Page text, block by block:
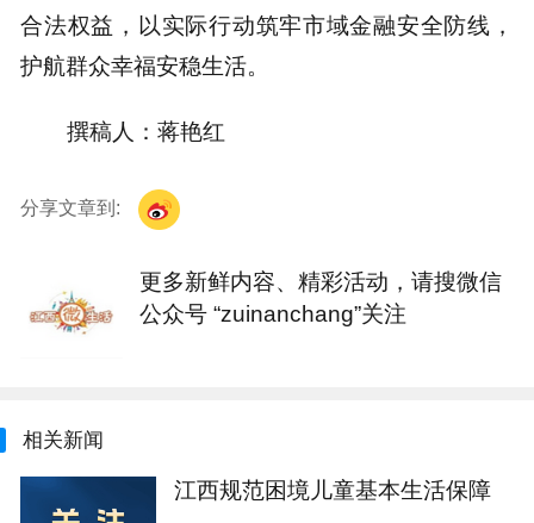
合法权益，以实际行动筑牢市域金融安全防线，
护航群众幸福安稳生活。
撰稿人：蒋艳红
分享文章到:
更多新鲜内容、精彩活动，请搜微信
公众号 “zuinanchang”关注
相关新闻
江西规范困境儿童基本生活保障